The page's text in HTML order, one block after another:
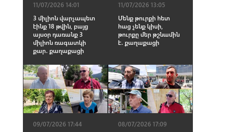
11/07/2026 14:01
3 միլիոն վարչապետ
էինք 18 թվին, բայց
այսօր դառանք 3
միլիոն ռագատկի
քար․ քաղաքացի
11/07/2026 13:05
Մենք թուրքի հետ
հաց չենք կիսի,
թուրքը մեր թշնամին
է․ քաղաքացի
09/07/2026 17:44
08/07/2026 17:09